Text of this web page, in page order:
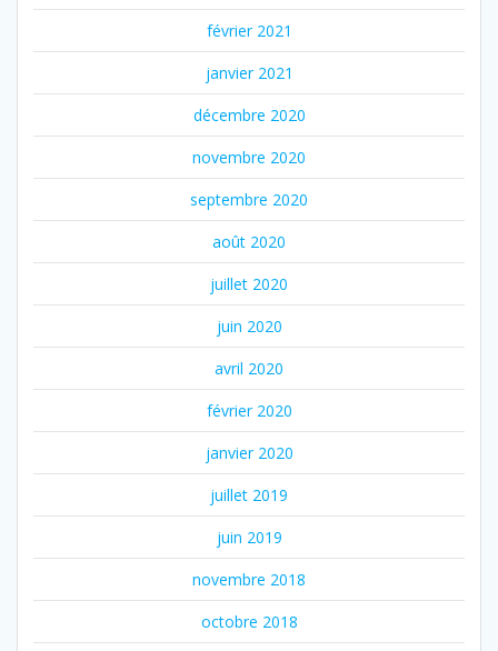
février 2021
janvier 2021
décembre 2020
novembre 2020
septembre 2020
août 2020
juillet 2020
juin 2020
avril 2020
février 2020
janvier 2020
juillet 2019
juin 2019
novembre 2018
octobre 2018